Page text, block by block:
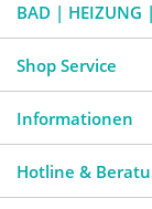
BAD | HEIZUNG
Shop Service
Informationen
Hotline &